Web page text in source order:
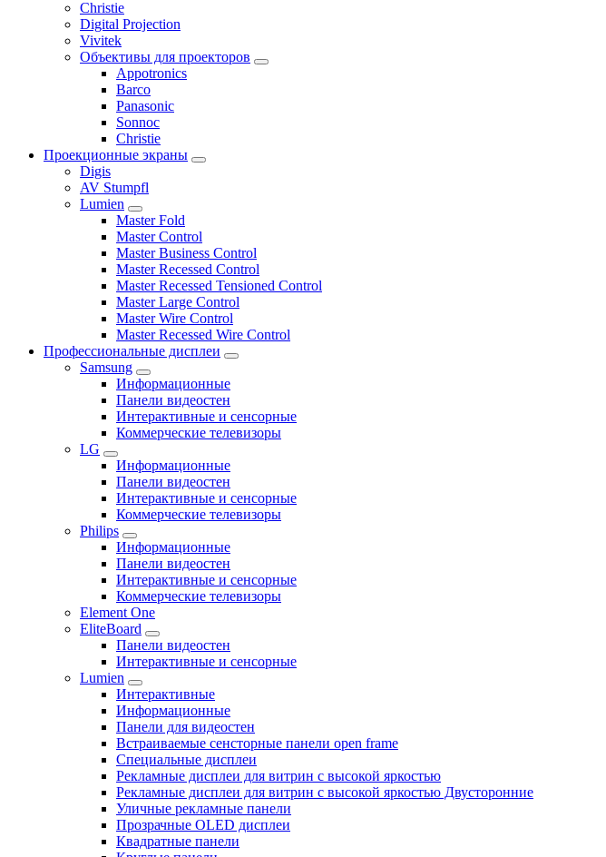
Christie
Digital Projection
Vivitek
Объективы для проекторов
Appotronics
Barco
Panasonic
Sonnoc
Сhristie
Проекционные экраны
Digis
AV Stumpfl
Lumien
Master Fold
Master Control
Master Business Control
Master Recessed Control
Master Recessed Tensioned Control
Master Large Control
Master Wire Control
Master Recessed Wire Control
Профессиональные дисплеи
Samsung
Информационные
Панели видеостен
Интерактивные и сенсорные
Коммерческие телевизоры
LG
Информационные
Панели видеостен
Интерактивные и сенсорные
Коммерческие телевизоры
Philips
Информационные
Панели видеостен
Интерактивные и сенсорные
Коммерческие телевизоры
Element One
EliteBoard
Панели видеостен
Интерактивные и сенсорные
Lumien
Интерактивные
Информационные
Панели для видеостен
Встраиваемые сенсторные панели open frame
Специальные дисплеи
Рекламные дисплеи для витрин с высокой яркостью
Рекламные дисплеи для витрин с высокой яркостью Двусторонние
Уличные рекламные панели
Прозрачные OLED дисплеи
Квадратные панели